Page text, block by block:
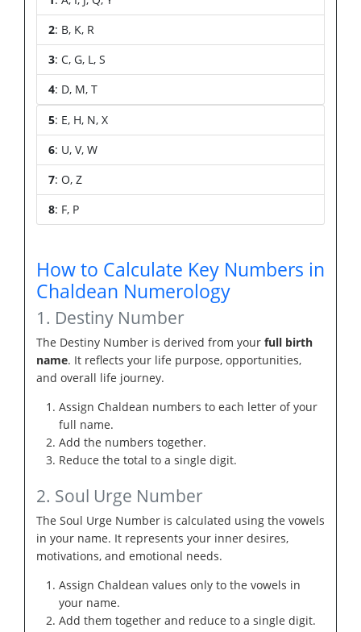
2: B, K, R
3: C, G, L, S
4: D, M, T
5: E, H, N, X
6: U, V, W
7: O, Z
8: F, P
How to Calculate Key Numbers in
Chaldean Numerology
1. Destiny Number
The Destiny Number is derived from your full birth
name. It reflects your life purpose, opportunities,
and overall life journey.
Assign Chaldean numbers to each letter of your
full name.
Add the numbers together.
Reduce the total to a single digit.
2. Soul Urge Number
The Soul Urge Number is calculated using the vowels
in your name. It represents your inner desires,
motivations, and emotional needs.
Assign Chaldean values only to the vowels in
your name.
Add them together and reduce to a single digit.